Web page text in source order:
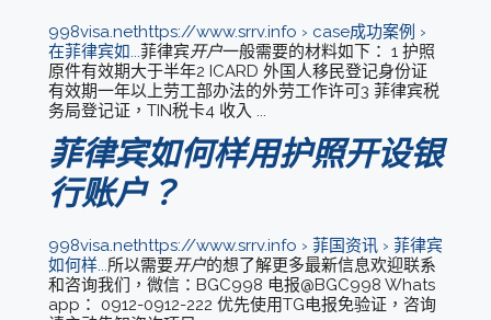
998visa.nethttps://www.srrv.info › case成功案例 ›
在菲律宾如...菲律宾开户一般需要的材料如下： 1 护照
原件有效期大于半年2 ICARD 外国人移民登记身份证
有效期一年以上劳工部办法的外劳工作许可3 菲律宾税
务局登记证，TIN税卡4 收入 ...
菲律宾如何样用护照开设银
行账户？
998visa.nethttps://www.srrv.info › 菲国资讯 › 菲律宾
如何样...所以需要开户的想了解更多最新信息欢迎联系
和咨询我们，微信：BGC998 电报@BGC998 Whats
app： 0912-0912-222 优先使用TG电报免验证，咨询